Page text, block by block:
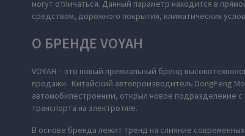
могут отличаться. Данный параметр находится в
средством, дорожного покрытия, климатических
О БРЕНДЕ VOYAH
VOYAH – это новый премиальный бренд
продажи. Китайский автопроизводитель DongFeng
автомобилестроении, открыл новое подразделение с
транспорта на электротяге.
В основе бренда лежит тренд на слияние